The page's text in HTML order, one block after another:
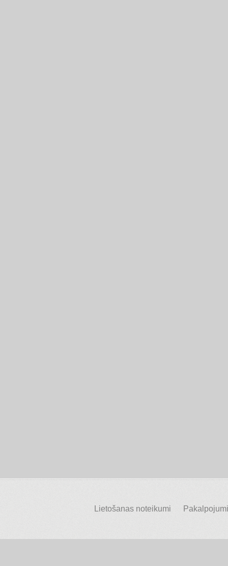
Lietošanas noteikumi